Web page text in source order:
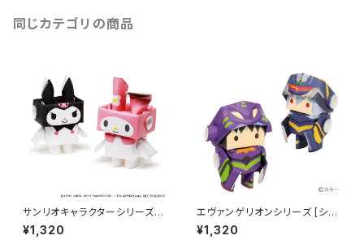
同じカテゴリの商品
サンリオキャラクターシリーズ
[マイメロディ・クロミ]
¥1,320
エヴァンゲリオンシリーズ [シン
ジ & カオル]
¥1,320